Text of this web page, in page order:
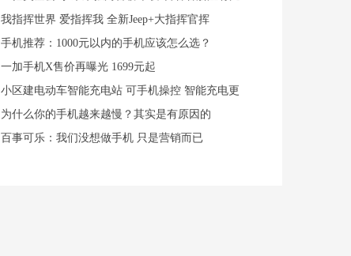
我指挥世界 爱指挥我 全新Jeep+大指挥官挥
手机推荐：1000元以内的手机应该怎么选？
一加手机X售价再曝光 1699元起
小区建电动车智能充电站 可手机操控 智能充电更
为什么你的手机越来越慢？其实是有原因的
百事可乐：我们没想做手机 只是营销而已